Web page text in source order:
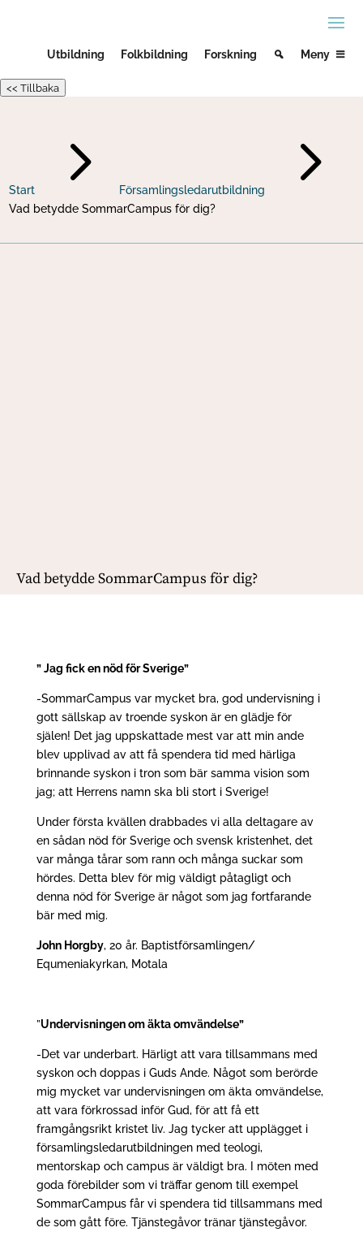
Utbildning Folkbildning Forskning Meny
<< Tillbaka
Start 5 Församlingsledarutbildning 5
Vad betydde SommarCampus för dig?
Vad betydde SommarCampus för dig?
” Jag fick en nöd för Sverige”
-SommarCampus var mycket bra, god undervisning i
gott sällskap av troende syskon är en glädje för
själen! Det jag uppskattade mest var att min ande
blev upplivad av att få spendera tid med härliga
brinnande syskon i tron som bär samma vision som
jag; att Herrens namn ska bli stort i Sverige!
Under första kvällen drabbades vi alla deltagare av
en sådan nöd för Sverige och svensk kristenhet, det
var många tårar som rann och många suckar som
hördes. Detta blev för mig väldigt påtagligt och
denna nöd för Sverige är något som jag fortfarande
bär med mig.
John Horgby, 20 år. Baptistförsamlingen/
Equmeniakyrkan, Motala
”Undervisningen om äkta omvändelse”
-Det var underbart. Härligt att vara tillsammans med
syskon och doppas i Guds Ande. Något som berörde
mig mycket var undervisningen om äkta omvändelse,
att vara förkrossad inför Gud, för att få ett
framgångsrikt kristet liv. Jag tycker att upplägget i
församlingsledarutbildningen med teologi,
mentorskap och campus är väldigt bra. I möten med
goda förebilder som vi träffar genom till exempel
SommarCampus får vi spendera tid tillsammans med
de som gått före. Tjänstegåvor tränar tjänstegåvor.